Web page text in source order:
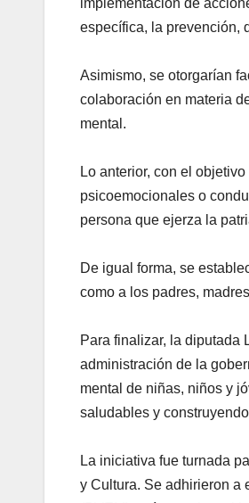
específica, la prevención,
Asimismo, se otorgarían
colaboración en materia
mental.
Lo anterior, con el
psicoemocionales o
persona que ejerza la
De igual forma, se
como a los padres,
Para finalizar, la diputada
administración de la
mental de niñas, niños y
saludables y
La iniciativa fue turnada
y Cultura. Se adhirieron a